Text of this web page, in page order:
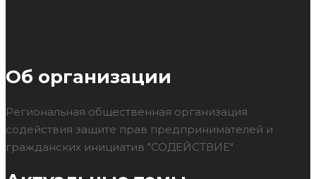
Об организации
Региональная общественная организация
содействия защите прав предпринимателей и
гражданских инициатив "СОДЕЙСТВИЕ"